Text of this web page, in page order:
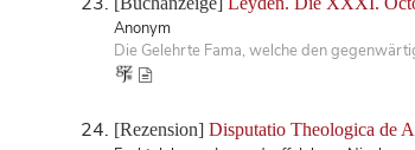
Anonym
Die Gelehrte Fama, welche den
[Rezension] Disputatio Theologica de